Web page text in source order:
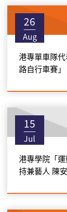
26
Aug
港專單車隊
路自行車賽」
15
Jul
港專學院「
持兼藝人 陳